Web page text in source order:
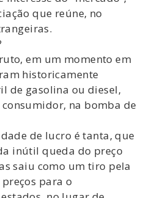
que reúne, no
em um momento em
historicamente
de gasolina ou diesel,
na bomba de
de lucro é tanta, que
inútil queda do preço
saiu como um tiro pela
para o